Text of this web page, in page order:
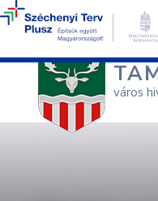
+36 74 570 800
város